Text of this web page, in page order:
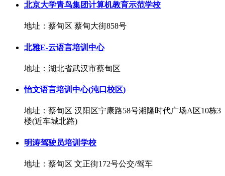
北京大学青鸟集团计算机教育示范学校
地址：蔡甸区 蔡甸大街858号
北雅E-云语言培训中心
地址：湖北省武汉市蔡甸区
怡文语言培训中心(沌口校区)
地址：蔡甸区 汉阳区宁康路58号湘隆时代广场A区10栋3
楼(近车城北路)
明涛驾驶员培训学校
地址：蔡甸区 文正街172号公交/驾车